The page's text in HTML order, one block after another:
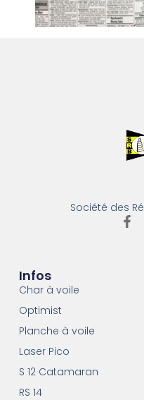
Société des
Infos
Char à voile
Optimist
Planche à voile
Laser Pico
S 12 Catamaran
RS 14